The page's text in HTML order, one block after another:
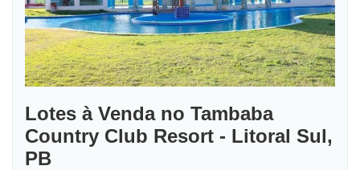
Lotes à Venda no Tambaba
Country Club Resort - Litoral Sul,
PB